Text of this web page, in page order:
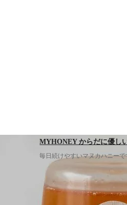
MYHONEY からだに優し
毎日続けやすいマヌカハニーで